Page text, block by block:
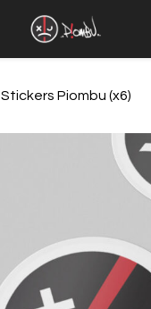
Stickers Piombu (x6)